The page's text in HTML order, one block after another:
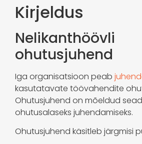
Kirjeldus
Nelikanthöövli
ohutusjuhend
Iga organisatsioon peab
kasutatavate töövahendite
Ohutusjuhend on mõeldud
ohutusalaseks juhendamiseks.
Ohutusjuhend käsitleb järgmisi